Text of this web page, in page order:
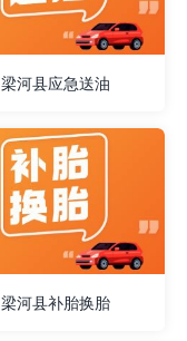
梁河县应急送油
梁河县补胎换胎